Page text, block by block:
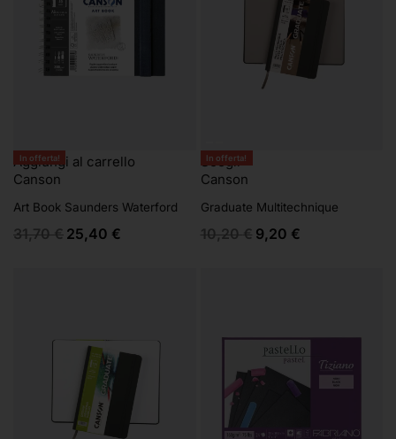
In offerta!
Aggiungi al carrello
Canson
Art Book Saunders Waterford
31,70€ 25,40 €
In offerta!
Scegli
Canson
Graduate Multitechnique
10,20€ 9,20 €